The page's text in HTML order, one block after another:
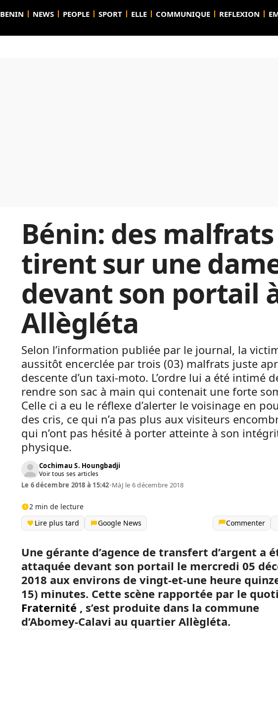
BENIN NEWS PEOPLE SPORT ELLE COMMUNIQUE REFLEXION
Bénin: des malfrats
tirent sur une
devant son portail
Allègléta
Selon l’information publiée par le journal, la
aussitôt encerclée par trois (03) malfrats juste
descente d’un taxi-moto. L’ordre lui a été intimé
rendre son sac à main qui contenait une forte
Celle ci a eu le réflexe d’alerter le voisinage en
des cris, ce qui n’a pas plus aux visiteurs
qui n’ont pas hésité à porter atteinte à son
physique.
Cochimau S. Houngbadji
Voir tous ses articles
Le 6 décembre 2018 à 15:42•MàJ le 6 décembre 2018
2 min de lecture
Lire plus tard
Google News Commenter
Une gérante d’agence de transfert d’argent a
attaquée devant son portail le mercredi 05
2018 aux environs de vingt-et-une heure
15) minutes. Cette scène rapportée par le
Fraternité , s’est produite dans la commune
d’Abomey-Calavi au quartier Allègléta.